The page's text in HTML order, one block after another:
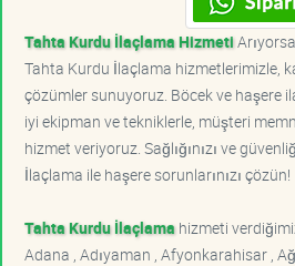
Tahta Kurdu İlaçlama Hizmeti
Tahta Kurdu İlaçlama hizmetlerimizle,
çözümler sunuyoruz. Böcek ve haşere
iyi ekipman ve tekniklerle, müşteri
hizmet veriyoruz. Sağlığınızı ve
İlaçlama ile haşere sorunlarınızı çözün!
Tahta Kurdu İlaçlama hizmeti
Adana , Adıyaman , Afyonkarahisar ,